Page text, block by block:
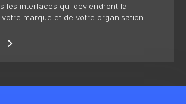
les interfaces qui deviendront la
marque et de votre organisation.